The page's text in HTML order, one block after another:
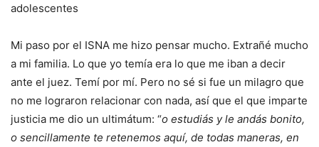
adolescentes
Mi paso por el ISNA me hizo pensar mucho. Extrañé mucho
a mi familia. Lo que yo temía era lo que me iban a decir
ante el juez. Temí por mí. Pero no sé si fue un milagro que
no me lograron relacionar con nada, así que el que imparte
justicia me dio un ultimátum: “o estudiás y le andás bonito,
o sencillamente te retenemos aquí, de todas maneras, en